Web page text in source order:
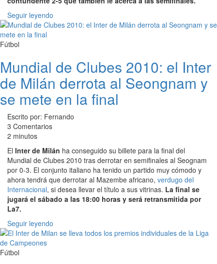
Seguir leyendo
Fútbol
Mundial de Clubes 2010: el Inter
de Milán derrota al Seongnam y
se mete en la final
Escrito por: Fernando
3 Comentarios
2 minutos
El Inter de Milán ha conseguido su billete para la final del
Mundial de Clubes 2010 tras derrotar en semifinales al Seognam
por 0-3. El conjunto italiano ha tenido un partido muy cómodo y
ahora tendrá que derrotar al Mazembe africano, verdugo del
Internacional, si desea llevar el título a sus vitrinas. La final se
jugará el sábado a las 18:00 horas y será retransmitida por
La7.
Seguir leyendo
Fútbol